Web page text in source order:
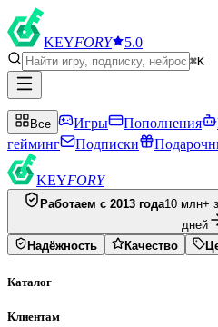
KEYFORY 5.0
⌘K
Все Игры Пополнения
гейминг
Подписки
KEYFORY
Работаем с 2013 года10 млн+
дней
Надёжность
Качество
Каталог
Клиентам